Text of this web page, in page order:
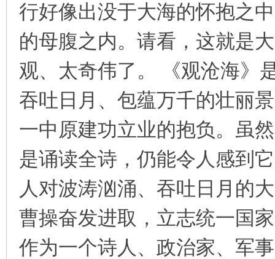
行好像出没于大海的怀抱之
的母腹之内。请看，这就是
观、太奇伟了。 《观沧海》
吞吐日月、包蕴万千的壮丽
一中原建功立业的抱负。虽
是诵读全诗，仍能令人感到
人对波涛汹涌、吞吐日月的
曹操奋发进取，立志统一国
作为一个诗人、政治家、军